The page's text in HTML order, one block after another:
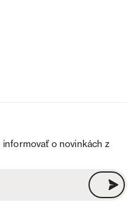
informovať o novinkách z